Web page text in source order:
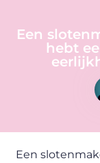
Een
hebt
Een